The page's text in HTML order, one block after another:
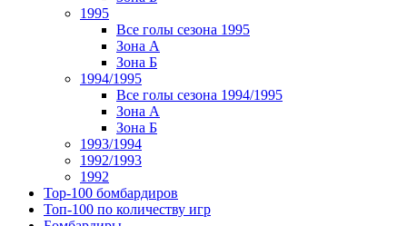
1995
Все голы сезона 1995
Зона А
Зона Б
1994/1995
Все голы сезона 1994/1995
Зона А
Зона Б
1993/1994
1992/1993
1992
Top-100 бомбардиров
Топ-100 по количеству игр